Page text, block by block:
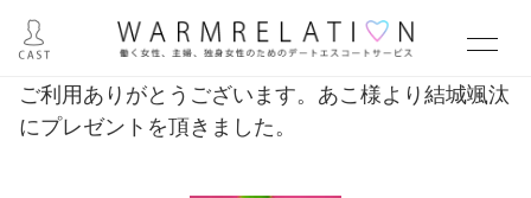
ご利用ありがとうございます。あこ様より結城颯汰
にプレゼントを頂きました。